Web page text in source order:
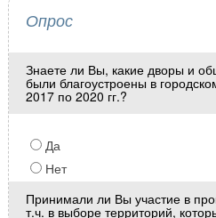
Опрос
Знаете ли Вы, какие дворы и
были благоустроены в
2017 по 2020 гг.?
Да
Нет
Принимали ли Вы участие в
т.ч. в выборе территорий,